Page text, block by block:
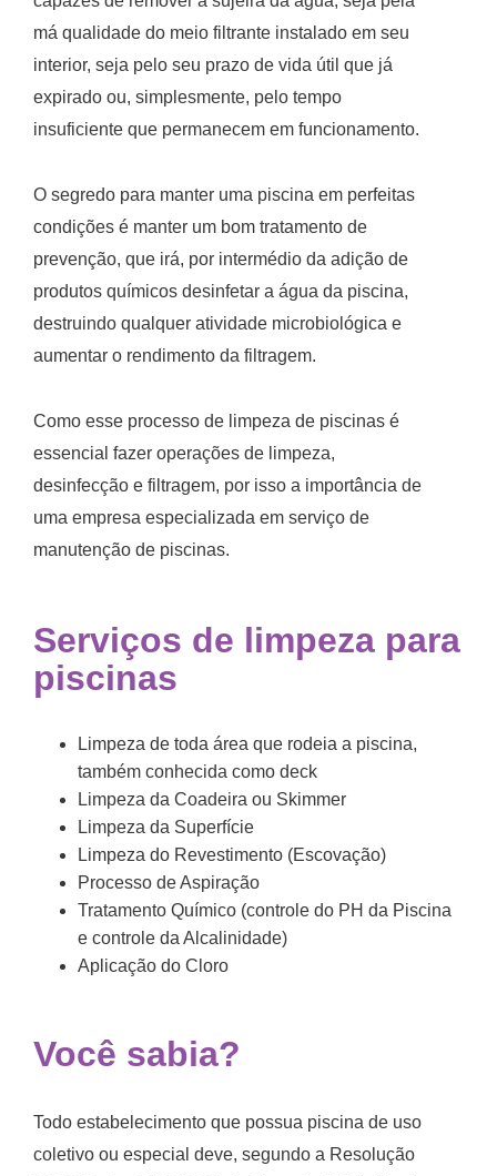
má qualidade do meio filtrante instalado em seu
interior, seja pelo seu prazo de vida útil que já
expirado ou, simplesmente, pelo tempo
insuficiente que permanecem em funcionamento.
O segredo para manter uma piscina em perfeitas
condições é manter um bom tratamento de
prevenção, que irá, por intermédio da adição de
produtos químicos desinfetar a água da piscina,
destruindo qualquer atividade microbiológica e
aumentar o rendimento da filtragem.
Como esse processo de limpeza de piscinas é
essencial fazer operações de limpeza,
desinfecção e filtragem, por isso a importância de
uma empresa especializada em serviço de
manutenção de piscinas.
Serviços de limpeza para
piscinas
Limpeza de toda área que rodeia a piscina,
também conhecida como deck
Limpeza da Coadeira ou Skimmer
Limpeza da Superfície
Limpeza do Revestimento (Escovação)
Processo de Aspiração
Tratamento Químico (controle do PH da Piscina
e controle da Alcalinidade)
Aplicação do Cloro
Você sabia?
Todo estabelecimento que possua piscina de uso
coletivo ou especial deve, segundo a Resolução